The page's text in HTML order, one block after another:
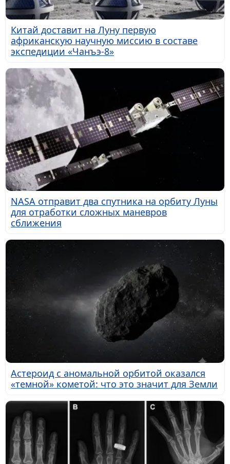
Китай доставит на Луну первую
африканскую научную миссию в составе
экспедиции «Чанъэ-8»
NASA отправит два спутника на орбиту Луны
для отработки сложных маневров
сближения
Астероид с аномальной орбитой оказался
«темной» кометой: что это значит для Земли